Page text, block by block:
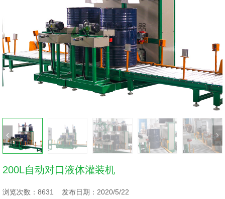
200L自动对口液体灌装机
浏览次数：8631 发布日期：2020/5/22